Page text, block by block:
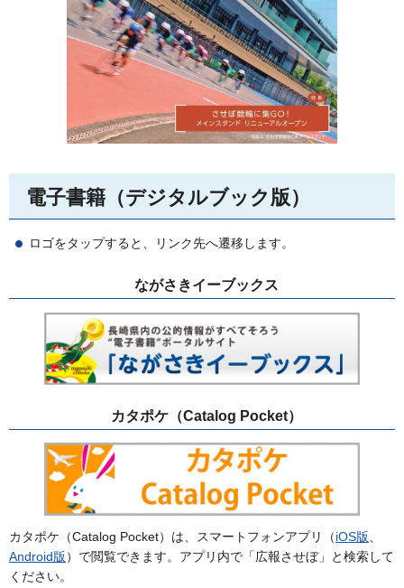
電子書籍（デジタルブック版）
ロゴをタップすると、リンク先へ遷移します。
ながさきイーブックス
カタポケ（Catalog Pocket）
カタポケ（Catalog Pocket）は、スマートフォンアプリ（iOS版
Android版）で閲覧できます。アプリ内で「広報させぼ」と検索して
ください。